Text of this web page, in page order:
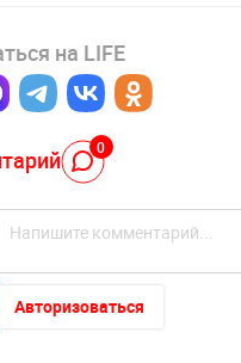
на LIFE
0
Авторизоваться